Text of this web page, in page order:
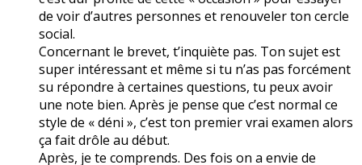
de voir d’autres personnes et renouveler ton cercle
social.
Concernant le brevet, t’inquiète pas. Ton sujet est
super intéressant et même si tu n’as pas forcément
su répondre à certaines questions, tu peux avoir
une note bien. Après je pense que c’est normal ce
style de « déni », c’est ton premier vrai examen alors
ça fait drôle au début.
Après, je te comprends. Des fois on a envie de